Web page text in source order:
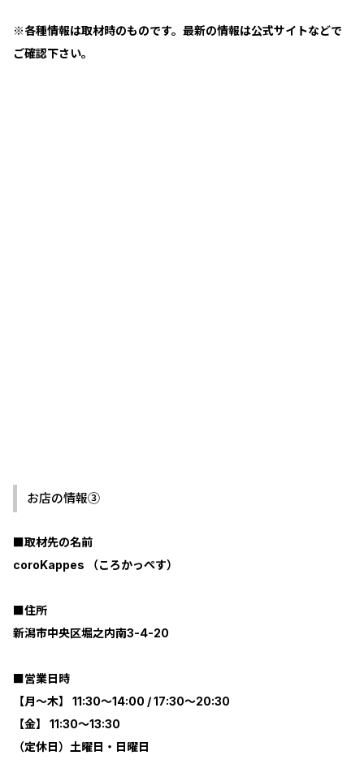
※各種情報は取材時のものです。最新の情報は公式サイトなどで
ご確認下さい。
お店の情報③
■取材先の名前
coroKappes （ころかっぺす）
■住所
新潟市中央区堀之内南3-4-20
■営業日時
【月～木】 11:30～14:00 / 17:30～20:30
【金】 11:30〜13:30
（定休日）土曜日・日曜日